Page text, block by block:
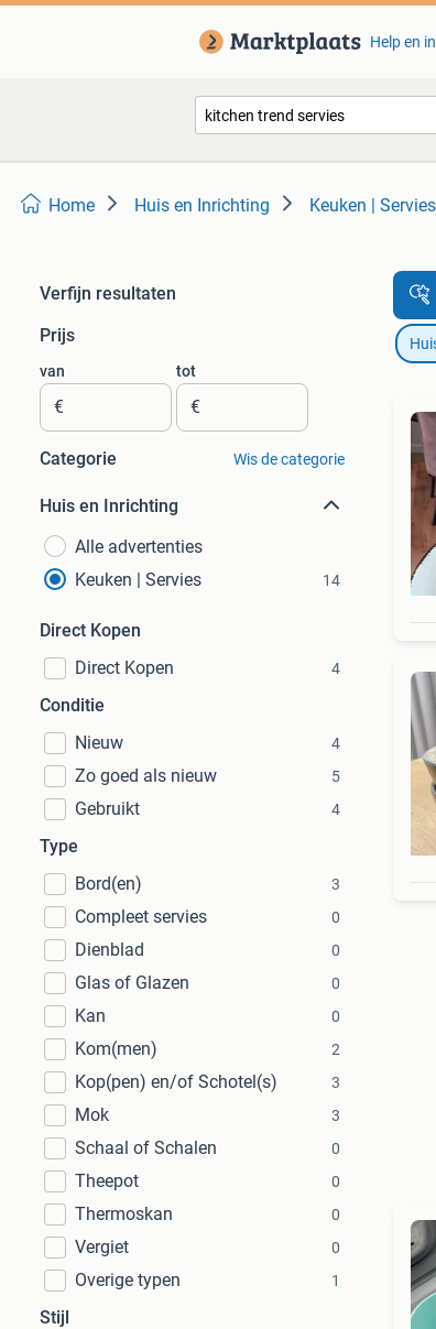
Help en
Home Huis en Inrichting Keuken | Servies
Verfijn resultaten
Prijs
van
€
tot
€
Categorie Wis de categorie
Huis en Inrichting
Alle advertenties
Keuken | Servies
14
Direct Kopen
Direct Kopen
4
Conditie
Nieuw
4
Zo goed als nieuw 5
Gebruikt 4
Type
Bord(en)
3
Compleet servies 0
Dienblad 0
Glas of Glazen 0
Kan 0
Kom(men) 2
Kop(pen) en/of Schotel(s) 3
Mok 3
Schaal of Schalen 0
Theepot 0
Thermoskan 0
Vergiet 0
Overige typen 1
Stijl